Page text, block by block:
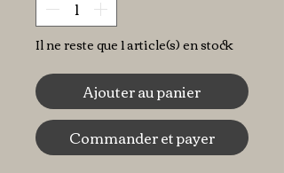
Il ne reste que 1 article(s) en stock
Ajouter au panier
Commander et payer